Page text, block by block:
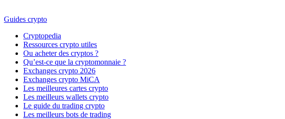
Guides crypto
Cryptopedia
Ressources crypto utiles
Ou acheter des cryptos ?
Qu’est-ce que la cryptomonnaie ?
Exchanges crypto 2026
Exchanges crypto MiCA
Les meilleures cartes crypto
Les meilleurs wallets crypto
Le guide du trading crypto
Les meilleurs bots de trading